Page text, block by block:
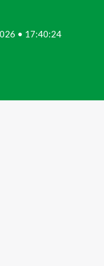
• 17:40:24